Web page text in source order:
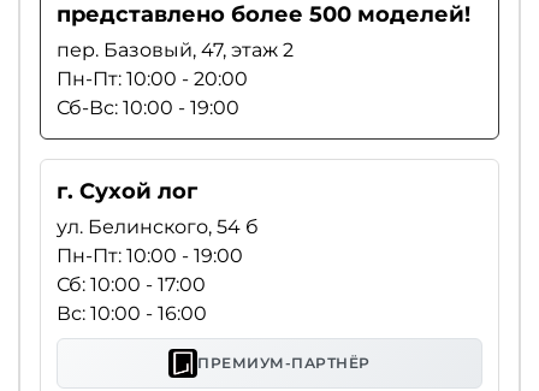
представлено более 500 моделей!
пер. Базовый, 47, этаж 2
Пн-Пт: 10:00 - 20:00
Сб-Вс: 10:00 - 19:00
г. Сухой лог
ул. Белинского, 54 б
Пн-Пт: 10:00 - 19:00
Сб: 10:00 - 17:00
Вс: 10:00 - 16:00
ПРЕМИУМ-ПАРТНЁР